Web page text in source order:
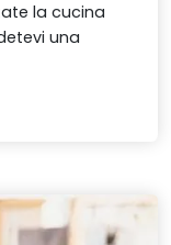
la cucina
una